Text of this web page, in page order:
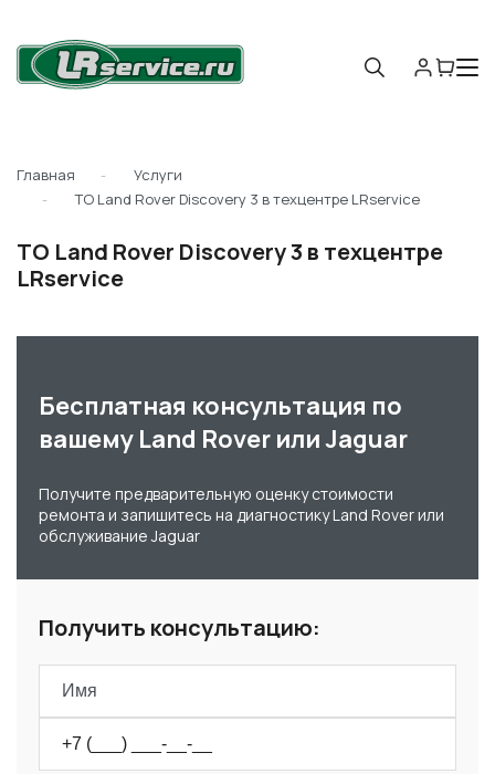
Главная
Услуги
ТО Land Rover Discovery 3 в техцентре LRservice
ТО Land Rover Discovery 3 в техцентре
LRservice
Бесплатная консультация по
вашему Land Rover или Jaguar
Получите предварительную оценку стоимости
ремонта и запишитесь на диагностику Land Rover или
обслуживание Jaguar
Получить консультацию: